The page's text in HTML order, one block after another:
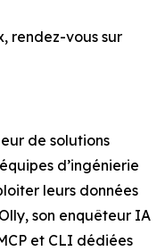
rendez-vous sur
de solutions
d’ingénierie
leurs données
son enquêteur IA
et CLI dédiées